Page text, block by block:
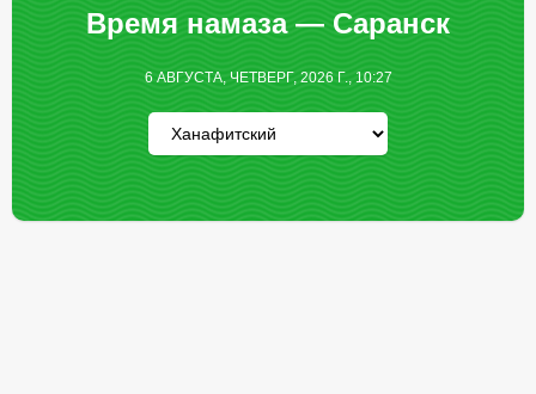
Время намаза — Саранск
6 АВГУСТА, ЧЕТВЕРГ, 2026 Г., 10:27